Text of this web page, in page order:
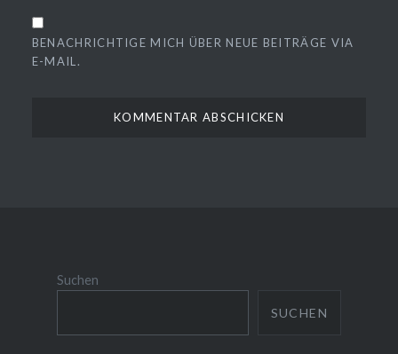
BENACHRICHTIGE MICH ÜBER NEUE BEITRÄGE VIA
E-MAIL.
Suchen
SUCHEN